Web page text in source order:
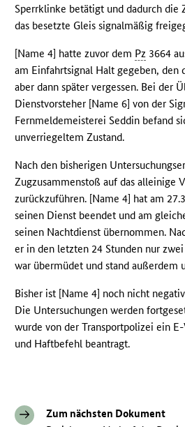
Sperrklinke betätigt und dadurch die
das besetzte Gleis signalmäßig
[Name 4] hatte zuvor dem Pz 3664
am Einfahrtsignal Halt gegeben, den
aber dann später vergessen. Bei der
Dienstvorsteher [Name 6] von der
Fernmeldemeisterei Seddin befand
unverriegeltem Zustand.
Nach den bisherigen
Zugzusammenstoß auf das alleinige
zurückzuführen. [Name 4] hat am
seinen Dienst beendet und am
seinen Nachtdienst übernommen.
er in den letzten 24 Stunden nur
war übermüdet und stand außerdem
Bisher ist [Name 4] noch nicht
Die Untersuchungen werden
wurde von der Transportpolizei ein
und Haftbefehl beantragt.
Zum nächsten Dokument